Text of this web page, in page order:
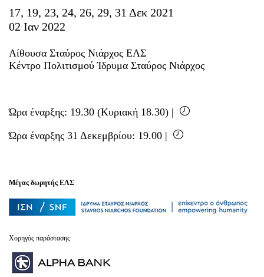
17, 19, 23, 24, 26, 29, 31 Δεκ 2021
02 Ιαν 2022
Αίθουσα Σταύρος Νιάρχος ΕΛΣ
Κέντρο Πολιτισμού Ίδρυμα Σταύρος Νιάρχος
Ώρα έναρξης: 19.30 (Κυριακή 18.30) |
Ώρα έναρξης 31 Δεκεμβρίου: 19.00 |
Μέγας δωρητής ΕΛΣ
Χορηγός παράστασης